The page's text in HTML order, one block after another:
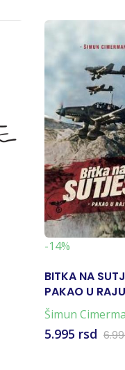
-14%
BITKA NA
PAKAO U
KARTA)
Šimun
5.995 rsd